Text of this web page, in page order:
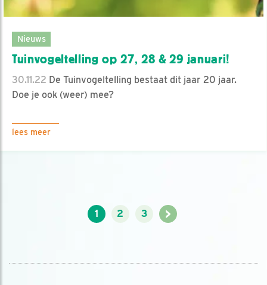
Nieuws
Tuinvogeltelling op 27, 28 & 29 januari!
30.11.22 De Tuinvogeltelling bestaat dit jaar 20 jaar.
Doe je ook (weer) mee?
lees meer
1 2 3 >